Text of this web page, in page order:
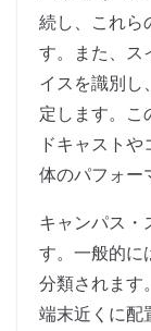
続し、これら
す。また、ス
イスを識別し
定します。こ
ドキャスト
体のパフォー
キャンパス・
す。一般的に
分類されます
端末近くに配